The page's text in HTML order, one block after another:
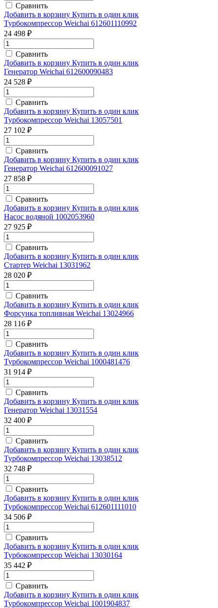
Сравнить
Добавить в корзину Купить в один клик
Турбокомпрессор Weichai 612601110992
24 498 ₽
Сравнить
Добавить в корзину Купить в один клик
Генератор Weichai 612600090483
24 528 ₽
Сравнить
Добавить в корзину Купить в один клик
Турбокомпрессор Weichai 13057501
27 102 ₽
Сравнить
Добавить в корзину Купить в один клик
Генератор Weichai 612600091027
27 858 ₽
Сравнить
Добавить в корзину Купить в один клик
Насос водяной 1002053960
27 925 ₽
Сравнить
Добавить в корзину Купить в один клик
Стартер Weichai 13031962
28 020 ₽
Сравнить
Добавить в корзину Купить в один клик
Форсунка топливная Weichai 13024966
28 116 ₽
Сравнить
Добавить в корзину Купить в один клик
Турбокомпрессор Weichai 1000481476
31 914 ₽
Сравнить
Добавить в корзину Купить в один клик
Генератор Weichai 13031554
32 400 ₽
Сравнить
Добавить в корзину Купить в один клик
Турбокомпрессор Weichai 13038512
32 748 ₽
Сравнить
Добавить в корзину Купить в один клик
Турбокомпрессор Weichai 612601111010
34 506 ₽
Сравнить
Добавить в корзину Купить в один клик
Турбокомпрессор Weichai 13030164
35 442 ₽
Сравнить
Добавить в корзину Купить в один клик
Турбокомпрессор Weichai 1001904837